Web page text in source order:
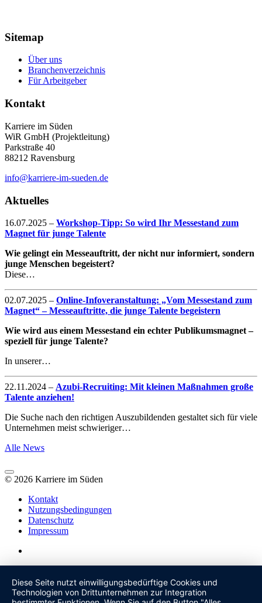
Sitemap
Über uns
Branchenverzeichnis
Für Arbeitgeber
Kontakt
Karriere im Süden
WiR GmbH (Projektleitung)
Parkstraße 40
88212 Ravensburg
info@karriere-im-sueden.de
Aktuelles
16.07.2025 – Workshop-Tipp: So wird Ihr Messestand zum
Magnet für junge Talente
Wie gelingt ein Messeauftritt, der nicht nur informiert, sondern
junge Menschen begeistert?
Diese…
02.07.2025 – Online-Infoveranstaltung: „Vom Messestand zum
Magnet“ – Messeauftritte, die junge Talente begeistern
Wie wird aus einem Messestand ein echter Publikumsmagnet –
speziell für junge Talente?
In unserer…
22.11.2024 – Azubi-Recruiting: Mit kleinen Maßnahmen große
Talente anziehen!
Die Suche nach den richtigen Auszubildenden gestaltet sich für viele
Unternehmen meist schwieriger…
Alle News
© 2026 Karriere im Süden
Kontakt
Nutzungsbedingungen
Datenschutz
Impressum
Diese Seite nutzt einwilligungsbedürftige Cookies und
Technologien von Drittunternehmen zur Integration